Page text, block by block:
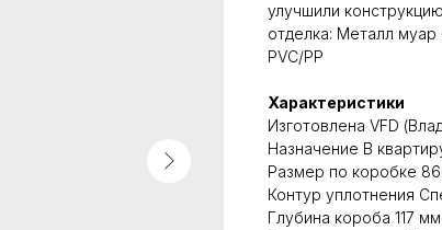
улучшили
отделка: Металл
PVC/PP
Характеристики
Изготовлена VFD
Назначение В
Размер по коробке
Контур уплотнения
Глубина короба 117 мм